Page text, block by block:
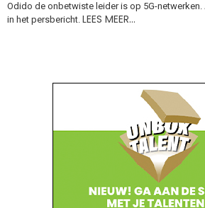
Odido de onbetwiste leider is op 5G-netwerken.
in het persbericht. LEES MEER…